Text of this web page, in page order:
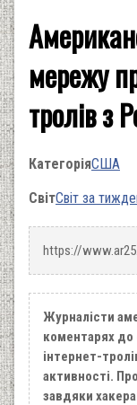
мережу
тролів з
КатегоріяСША
СвітСвіт за
https://
Журналісти
коментарях до
інтернет-
активності.
завдяки